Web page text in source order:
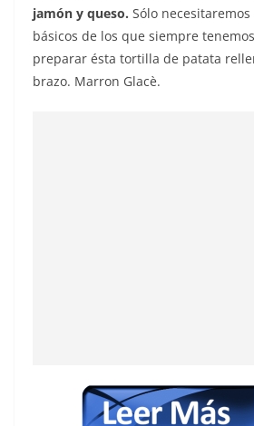
jamón y queso. Sólo
básicos de los que siempre
preparar ésta tortilla de patata
brazo. Marron Glacè.